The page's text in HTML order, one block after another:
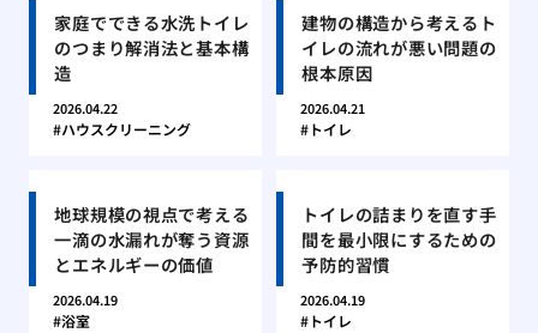
家庭でできる水洗トイレ
のつまり解消法と基本構
造
2026.04.22
ハウスクリーニング
建物の構造から考えるト
イレの流れが悪い問題の
根本原因
2026.04.21
トイレ
地球規模の視点で考える
一滴の水漏れが奪う資源
とエネルギーの価値
2026.04.19
浴室
トイレの詰まりを直す手
間を最小限にするための
予防的習慣
2026.04.19
トイレ